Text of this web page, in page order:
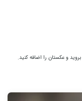
بروید و عکستان را اضافه کنید.